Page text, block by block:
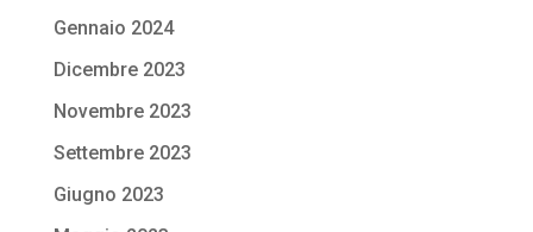
Gennaio 2024
Dicembre 2023
Novembre 2023
Settembre 2023
Giugno 2023